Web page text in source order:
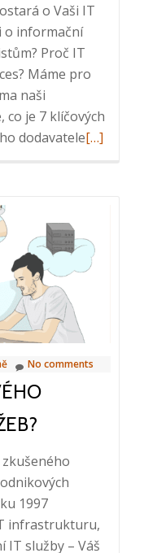
o Vaši IT
o informační
Proč IT
Máme pro
naši
je 7 klíčových
dodavateleRead
7
důvodů
od
Digital
[…]
No comments
1997
infrastrukturu,
IT služby – Váš